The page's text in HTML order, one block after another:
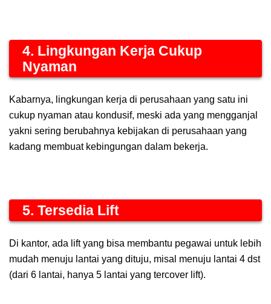
4. Lingkungan Kerja Cukup
Nyaman
Kabarnya, lingkungan kerja di perusahaan yang satu ini
cukup nyaman atau kondusif, meski ada yang mengganjal
yakni sering berubahnya kebijakan di perusahaan yang
kadang membuat kebingungan dalam bekerja.
5. Tersedia Lift
Di kantor, ada lift yang bisa membantu pegawai untuk lebih
mudah menuju lantai yang dituju, misal menuju lantai 4 dst
(dari 6 lantai, hanya 5 lantai yang tercover lift).